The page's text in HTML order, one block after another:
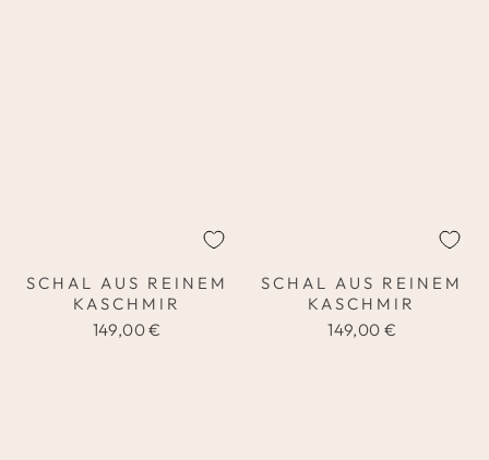
SCHAL AUS REINEM
KASCHMIR
149,00 €
SCHAL AUS REINEM
KASCHMIR
149,00 €